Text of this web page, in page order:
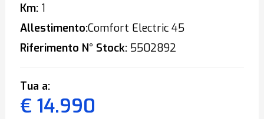
Km:1
Allestimento:Comfort Electric 45
Riferimento N° Stock:5502892
Tua a:
€ 14.990